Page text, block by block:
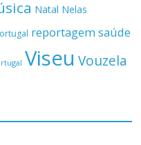
Natal Nelas
reportagemsaúde
Viseu Vouzela